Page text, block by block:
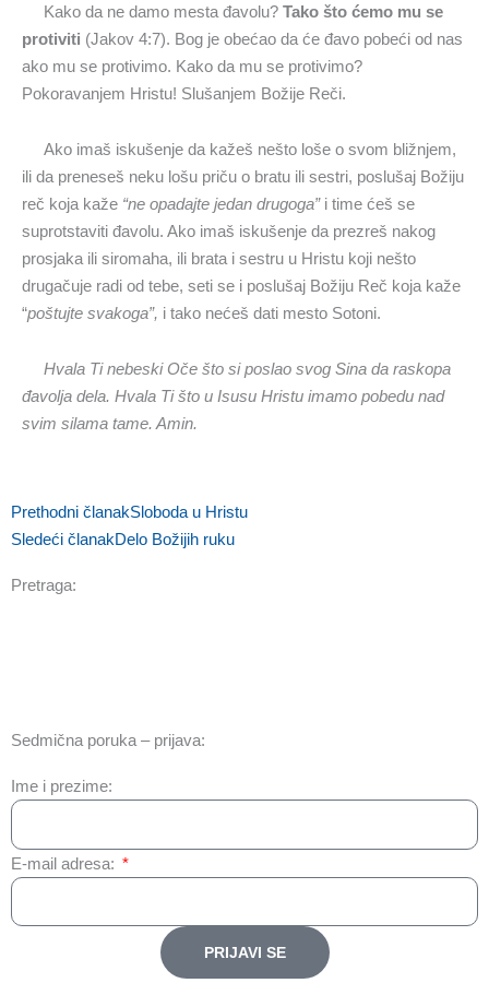
Kako da ne damo mesta đavolu? Tako što ćemo mu se
protiviti (Jakov 4:7). Bog je obećao da će đavo pobeći od nas
ako mu se protivimo. Kako da mu se protivimo?
Pokoravanjem Hristu! Slušanjem Božije Reči.
Ako imaš iskušenje da kažeš nešto loše o svom bližnjem,
ili da preneseš neku lošu priču o bratu ili sestri, poslušaj Božiju
reč koja kaže “ne opadajte jedan drugoga”i time ćeš se
suprotstaviti đavolu. Ako imaš iskušenje da prezreš nakog
prosjaka ili siromaha, ili brata i sestru u Hristu koji nešto
drugačuje radi od tebe, seti se i poslušaj Božiju Reč koja kaže
“poštujte svakoga”, i tako nećeš dati mesto Sotoni.
Hvala Ti nebeski Oče što si poslao svog Sina da raskopa
đavolja dela. Hvala Ti što u Isusu Hristu imamo pobedu nad
svim silama tame. Amin.
Prev
Prethodni članakSloboda u Hristu
Sledeći članakDelo Božijih ruku
Next
Pretraga:
Sedmična poruka – prijava:
Ime i prezime:
E-mail adresa:
PRIJAVI SE